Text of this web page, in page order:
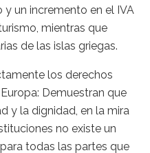
un incremento en el IVA
mientras que
de las islas griegas.
los derechos
Demuestran que
y la dignidad, en la mira
no existe un
todas las partes que